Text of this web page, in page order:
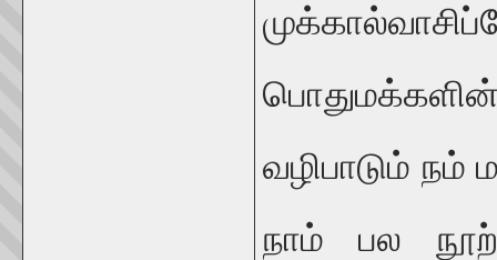
வழிபாடும்
நாம் பல